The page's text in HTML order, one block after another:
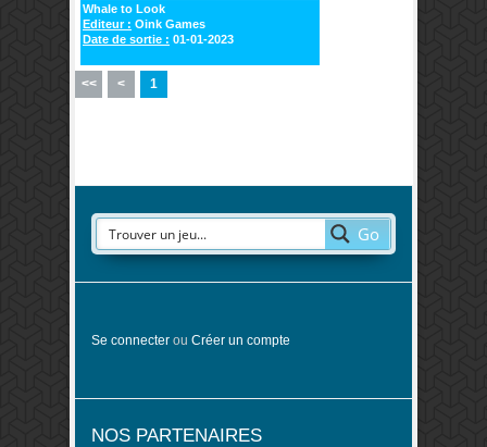
Whale to Look
Editeur : Oink Games
Date de sortie : 01-01-2023
<< < 1
Go
Se connecter ou Créer un compte
NOS PARTENAIRES